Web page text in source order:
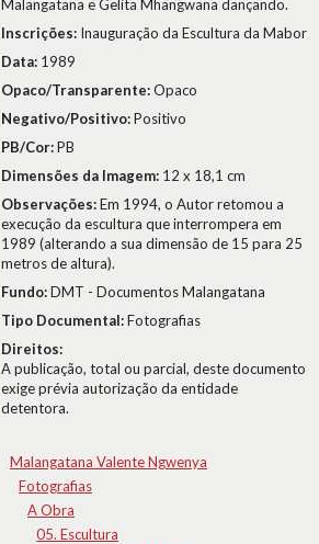
Malangatana e Gelita Mhangwana dançando.
Inscrições: Inauguração da Escultura da Mabor
Data: 1989
Opaco/Transparente:Opaco
Negativo/Positivo:Positivo
PB/Cor:PB
Dimensões da Imagem: 12 x 18,1 cm
Observações:Em 1994, o Autor retomou a
execução da escultura que interrompera em
1989 (alterando a sua dimensão de 15 para 25
metros de altura).
Fundo:DMT - Documentos Malangatana
Tipo Documental:Fotografias
Direitos:
A publicação, total ou parcial, deste documento
exige prévia autorização da entidade
detentora.
Malangatana Valente Ngwenya
Fotografias
A Obra
05. Escultura